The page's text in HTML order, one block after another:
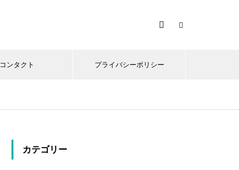
コンタクト プライバシーポリシー
カテゴリー